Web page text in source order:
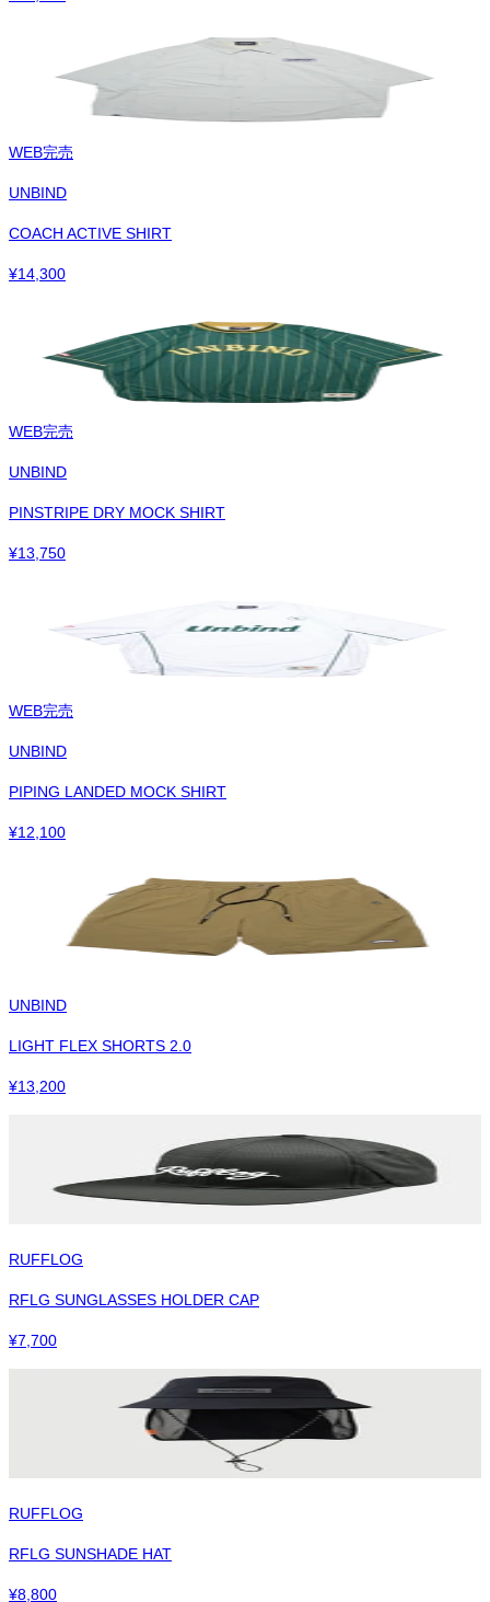
WEB完売
UNBIND
COACH ACTIVE SHIRT
¥14,300
WEB完売
UNBIND
PINSTRIPE DRY MOCK SHIRT
¥13,750
WEB完売
UNBIND
PIPING LANDED MOCK SHIRT
¥12,100
UNBIND
LIGHT FLEX SHORTS 2.0
¥13,200
RUFFLOG
RFLG SUNGLASSES HOLDER CAP
¥7,700
RUFFLOG
RFLG SUNSHADE HAT
¥8,800